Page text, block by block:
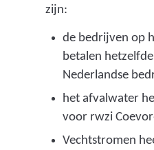
zijn:
de bedrijven op
betalen
Nederlandse
het afvalwater
voor rwzi
Vechtstromen